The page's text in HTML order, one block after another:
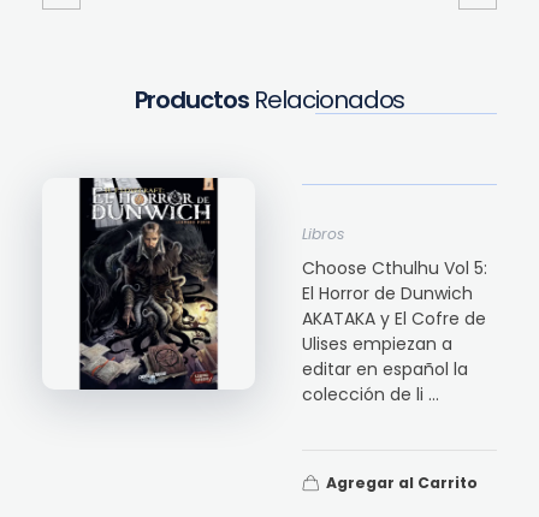
Productos Relacionados
Libros
Choose Cthulhu Vol 5:
El Horror de Dunwich
AKATAKA y El Cofre de
Ulises empiezan a
editar en español la
colección de li ...
Agregar al Carrito